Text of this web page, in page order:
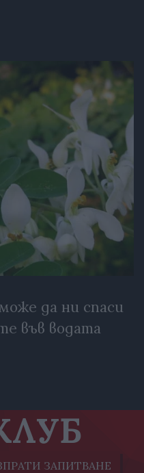
да ни спаси
във водата
ЗАПИТВАНЕ